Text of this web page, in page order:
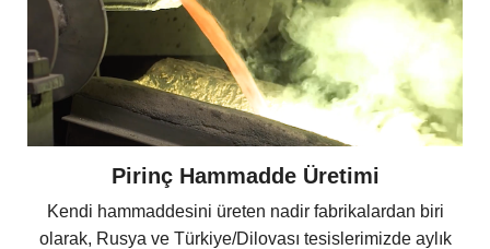
Pirinç Hammadde Üretimi
Kendi hammaddesini üreten nadir fabrikalardan biri
olarak, Rusya ve Türkiye/Dilovası tesislerimizde aylık